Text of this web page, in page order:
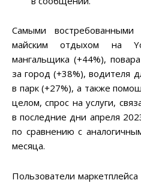
Самыми востребованными
майским отдыхом на
мангальщика (+44%),
за город (+38%), водителя
в парк (+27%), а также
целом, спрос на услуги,
в последние дни апреля
по сравнению с
месяца.
Пользователи